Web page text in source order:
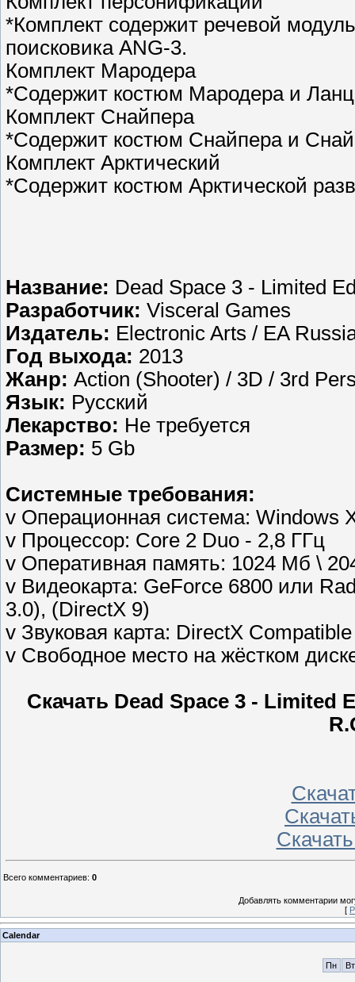
*Комплект содержит речевой
поисковика ANG-3.
Комплект Мародера
*Содержит костюм Мародера и
Комплект Снайпера
*Содержит костюм Снайпера и
Комплект Арктический
*Содержит костюм Арктической
Название: Dead Space 3 - Limited
Разработчик: Visceral Games
Издатель: Electronic Arts / EA
Год выхода: 2013
Жанр: Action (Shooter) / 3D / 3rd
Язык: Русский
Лекарство: Не требуется
Размер: 5 Gb
Системные требования:
v Операционная система: Windows
v Процессор: Core 2 Duo - 2,8 ГГц
v Оперативная память: 1024 Мб \
v Видеокарта: GeForce 6800 или
3.0), (DirectX 9)
v Звуковая карта: DirectX Compatible
v Свободное место на жёстком
Скачать Dead Space 3 - Limited
Всего комментариев: 0
Добавлять комментарии
[
Calendar
Пн Вт